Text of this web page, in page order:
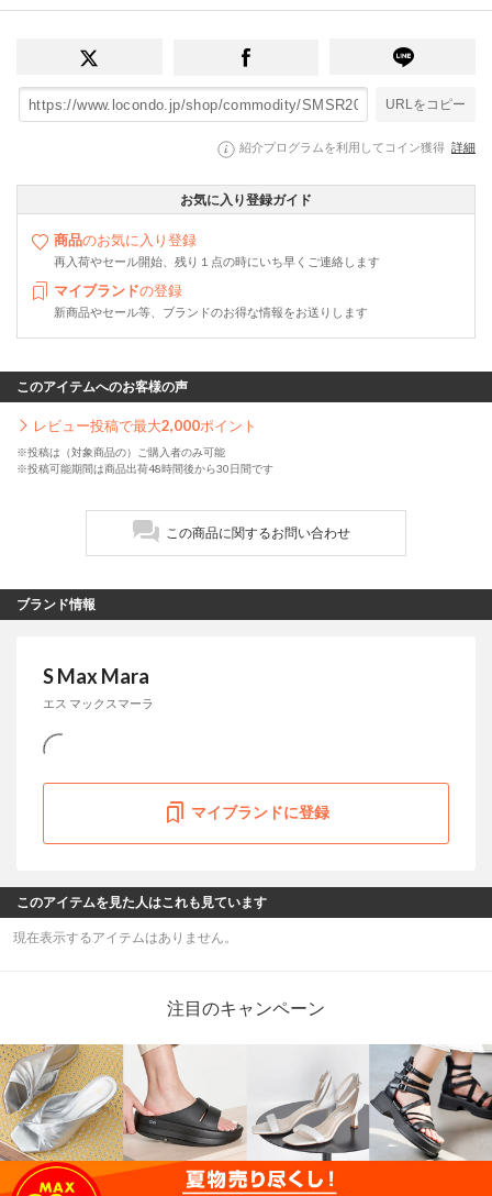
URLをコピー
紹介プログラムを利用してコイン獲得 詳細
お気に入り登録ガイド
商品のお気に入り登録
再入荷やセール開始、残り１点の時にいち早くご連絡します
マイブランドの登録
新商品やセール等、ブランドのお得な情報をお送りします
このアイテムへのお客様の声
レビュー投稿で最大2,000ポイント
※投稿は（対象商品の）ご購入者のみ可能
※投稿可能期間は商品出荷48時間後から30日間です
この商品に関するお問い合わせ
ブランド情報
S Max Mara
エス マックスマーラ
マイブランドに登録
このアイテムを見た人はこれも見ています
現在表示するアイテムはありません。
注目のキャンペーン